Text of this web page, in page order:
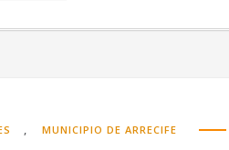
, MUNICIPIO DE ARRECIFE